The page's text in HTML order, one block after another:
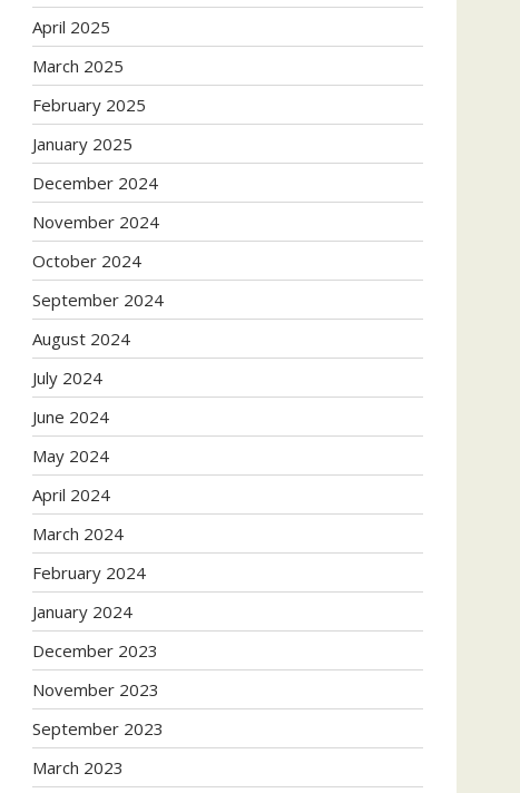
April 2025
March 2025
February 2025
January 2025
December 2024
November 2024
October 2024
September 2024
August 2024
July 2024
June 2024
May 2024
April 2024
March 2024
February 2024
January 2024
December 2023
November 2023
September 2023
March 2023